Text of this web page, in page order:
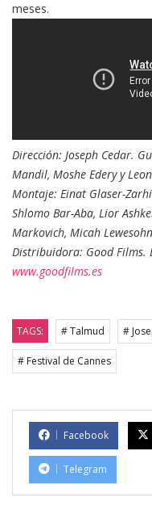
meses.
Dirección: Joseph Cedar.
Mandil, Moshe Edery y
Montaje: Einat Glaser-
Shlomo Bar-Aba, Lior
Markovich, Micah
Distribuidora: Good Films.
www.goodfilms.es
TAGS: # Talmud #
# Festival de Cannes
Facebook
Telegram